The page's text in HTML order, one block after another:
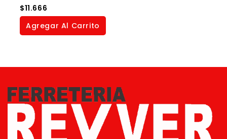
0
out
of
$11.666
Agregar Al Carrito